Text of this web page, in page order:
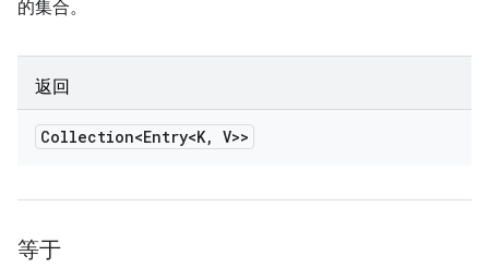
的集合。
返回
Collection<Entry<K, V>>
等于